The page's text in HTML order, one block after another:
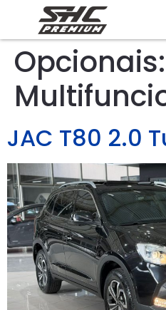
Opcionais:
JAC T80 2.0